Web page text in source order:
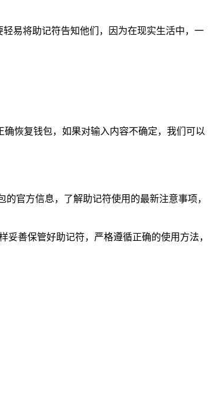
易将助记符告知他们，因为在现实生活中，一
恢复钱包，如果对输入内容不确定，我们可以
官方信息，了解助记符使用的最新注意事项，
善保管好助记符，严格遵循正确的使用方法，